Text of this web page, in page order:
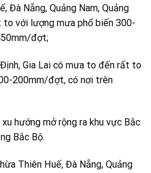
Đà Nẵng, Quảng Nam, Quảng
to với lượng mưa phổ biến 300-
đợt;
Định, Gia Lai có mưa to đến rất to
200mm/đợt, có nơi trên
hướng mở rộng ra khu vực Bắc
Bắc Bộ.
Thiên Huế, Đà Nẵng, Quảng